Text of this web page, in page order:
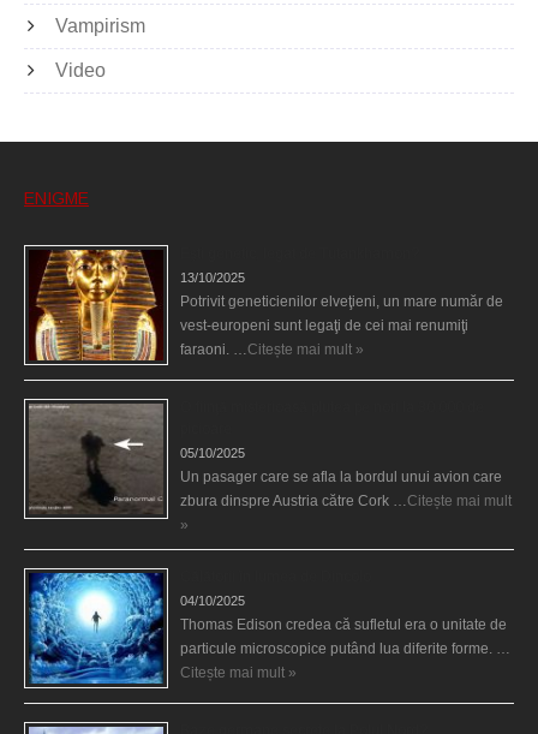
Vampirism
Video
ENIGME
13/10/2025
Potrivit geneticienilor elveţieni, un mare număr de
vest-europeni sunt legaţi de cei mai renumiţi
faraoni. …Citește mai mult »
05/10/2025
Un pasager care se afla la bordul unui avion care
zbura dinspre Austria către Cork …Citește mai mult
»
04/10/2025
Thomas Edison credea că sufletul era o unitate de
particule microscopice putând lua diferite forme. …
Citește mai mult »